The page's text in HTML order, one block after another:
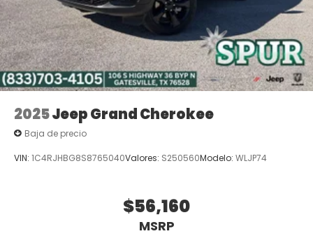
2025Jeep Grand Cherokee
Baja de precio
VIN: 1C4RJHBG8S8765040Valores: S250560Modelo: WLJP74
$56,160
MSRP